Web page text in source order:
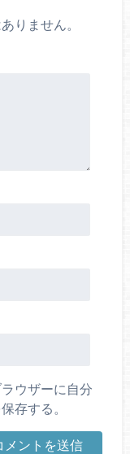
りません。
ウザーに自分
存する。